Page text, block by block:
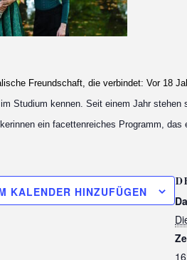
Freundschaft, die verbindet: Vor 18
Studium kennen. Seit einem Jahr stehen
ein facettenreiches Programm,
KALENDER HINZUFÜGEN